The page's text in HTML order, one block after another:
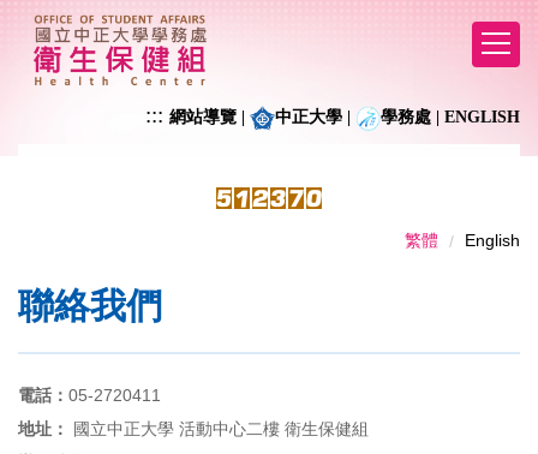
::: 網站導覽 | 中正大學 | 學務處 | ENGLISH
繁體 English
聯絡我們
電話： 05-2720411
地址：
國立中正大學 活動中心二樓 衛生保健組